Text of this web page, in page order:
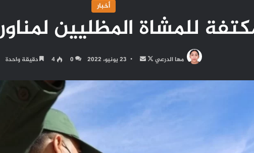
أخبار
للمشاة المظليين
مها الدرعي
تابع
X
أرسل
إلكترونيا
23 يونيو، 2022 0
4 دقيقة واحدة